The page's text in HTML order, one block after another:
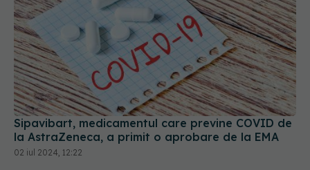
Sipavibart, medicamentul care previne COVID de
la AstraZeneca, a primit o aprobare de la EMA
02 iul 2024, 12:22